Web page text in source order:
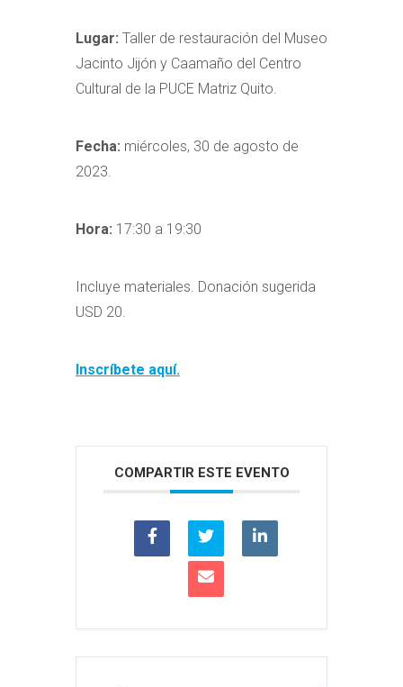
Lugar: Taller de restauración del Museo
Jacinto Jijón y Caamaño del Centro
Cultural de la PUCE Matriz Quito.
Fecha: miércoles, 30 de agosto de
2023.
Hora: 17:30 a 19:30
Incluye materiales. Donación sugerida
USD 20.
Inscríbete aquí.
COMPARTIR ESTE EVENTO